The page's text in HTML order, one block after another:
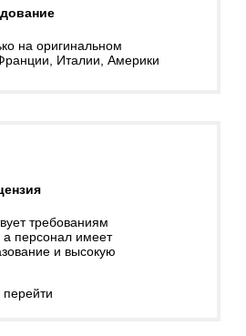
на оригинальном
Италии, Америки
требованиям
а персонал имеет
и высокую